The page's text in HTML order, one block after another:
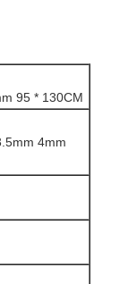
95 * 130CM
4mm